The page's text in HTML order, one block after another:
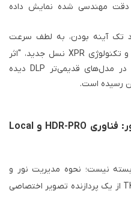
دقت مهندسی شده نمایش داده
تک آینه بودن، به لطف سرعت
سوئیچینگ بسیار بالای میکروآینه‌ها و تکنولوژی XPR نسل جدید، "اثر
رنگین‌کمان" (Rainbow Effect) که در مدل‌های قدیمی‌تر DLP دیده
رسیده است.
۲. مهندسی تصویر و پردازش نور: فناوری HDR-PRO و Local
نیست؛ نحوه مدیریت نور و
کنتراست حیاتی است. بنکیو در TK860i از یک پردازنده تصویر اختصاصی